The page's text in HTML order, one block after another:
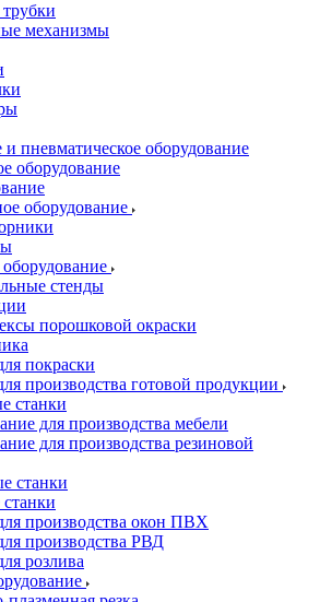
механизмы
и пневматическое оборудование
оборудование
оборудование
стенды
порошковой окраски
покраски
производства готовой продукции
станки
для производства мебели
для производства резиновой
станки
производства окон ПВХ
производства РВД
розлива